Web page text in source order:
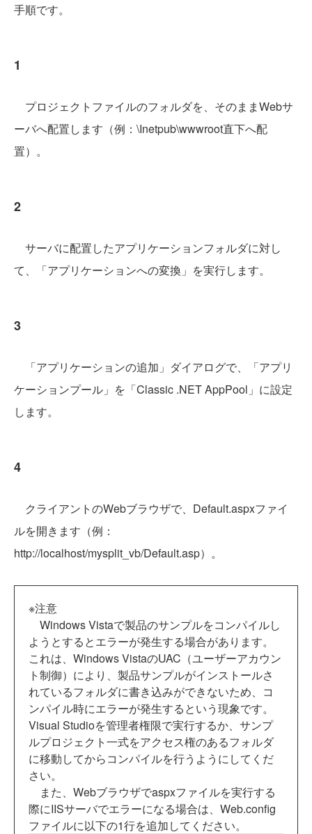
手順です。
1
プロジェクトファイルのフォルダを、そのままWebサ
ーバへ配置します（例：\Inetpub\wwwroot直下へ配
置）。
2
サーバに配置したアプリケーションフォルダに対し
て、「アプリケーションへの変換」を実行します。
3
「アプリケーションの追加」ダイアログで、「アプリ
ケーションプール」を「Classic .NET AppPool」に設定
します。
4
クライアントのWebブラウザで、Default.aspxファイ
ルを開きます（例：
http://localhost/mysplit_vb/Default.asp）。
※注意
Windows Vistaで製品のサンプルをコンパイルし
ようとするとエラーが発生する場合があります。
これは、Windows VistaのUAC（ユーザーアカウン
ト制御）により、製品サンプルがインストールさ
れているフォルダに書き込みができないため、コ
ンパイル時にエラーが発生するという現象です。
Visual Studioを管理者権限で実行するか、サンプ
ルプロジェクト一式をアクセス権のあるフォルダ
に移動してからコンパイルを行うようにしてくだ
さい。
また、Webブラウザでaspxファイルを実行する
際にIISサーバでエラーになる場合は、Web.config
ファイルに以下の1行を追加してください。